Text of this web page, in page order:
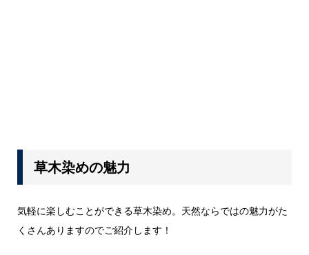
草木染めの魅力
気軽に楽しむことができる草木染め。天然ならではの魅力がた
くさんありますのでご紹介します！